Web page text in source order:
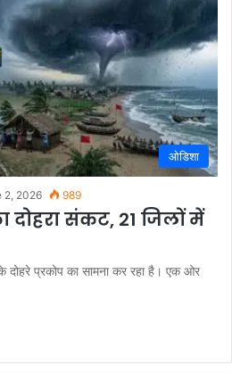
ओडिशा
2, 2026 989
संकट, 21 जिलों में
दोहरे प्रकोप का सामना कर रहा है। एक ओर